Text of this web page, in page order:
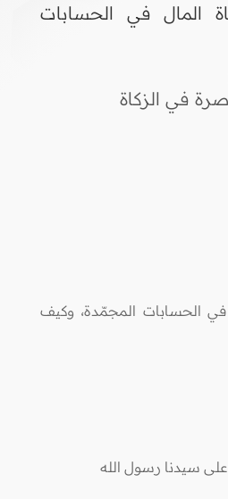
المال في الحسابات
في الزكاة
الحسابات المجمّدة، وكيف
على سيدنا رسول الله